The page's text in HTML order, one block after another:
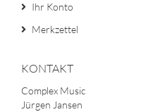
Ihr Konto
Merkzettel
KONTAKT
Complex Music
Jürgen Jansen